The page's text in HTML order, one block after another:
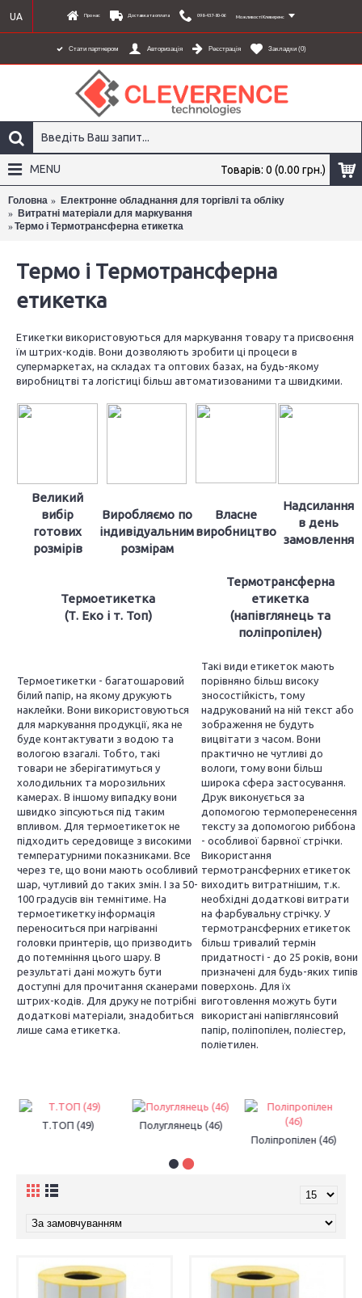
Про нас Доставка та оплата 098-437-80-06 Можливості Клеверенс
UA
Стати партнером Авторизація Реєстрація Закладки (0)
Товарів: 0 (0.00 грн.)
MENU
Головна
Електронне обладнання для торгівлі та обліку
Витратні матеріали для маркування
Термо і Термотрансферна етикетка
Термо і Термотрансферна
етикетка
Етикетки використовуються для маркування товару та присвоєння
їм штрих-кодів. Вони дозволяють зробити ці процеси в
супермаркетах, на складах та оптових базах, на будь-якому
виробництві та логістиці більш автоматизованими та швидкими.
Великий
вибір
готових
розмірів
Виробляємо по
індивідуальним
розмірам
Власне
виробництво
Надсилання
в день
замовлення
Термоетикетка
(Т. Еко і т. Топ)
Термотрансферна
етикетка
(напівглянець та
поліпропілен)
Термоетикетки - багатошаровий
білий папір, на якому друкують
наклейки. Вони використовуються
для маркування продукції, яка не
буде контактувати з водою та
вологою взагалі. Тобто, такі
товари не зберігатимуться у
холодильних та морозильних
камерах. В іншому випадку вони
швидко зіпсуються під таким
впливом. Для термоетикеток не
підходить середовище з високими
температурними показниками. Все
через те, що вони мають особливий
шар, чутливий до таких змін. І за 50-
100 градусів він темнітиме. На
термоетикетку інформація
переноситься при нагріванні
головки принтерів, що призводить
до потемніння цього шару. В
результаті дані можуть бути
доступні для прочитання сканерами
штрих-кодів. Для друку не потрібні
додаткові матеріали, знадобиться
лише сама етикетка.
Такі види етикеток мають
порівняно більш високу
зносостійкість, тому
надрукований на ній текст або
зображення не будуть
вицвітати з часом. Вони
практично не чутливі до
вологи, тому вони більш
широка сфера застосування.
Друк виконується за
допомогою термоперенесення
тексту за допомогою риббона
- особливої ​​барвної стрічки.
Використання
термотрансферних етикеток
виходить витратнішим, т.к.
необхідні додаткові витрати
на фарбувальну стрічку. У
термотрансферних етикеток
більш тривалий термін
придатності - до 25 років, вони
призначені для будь-яких типів
поверхонь. Для їх
виготовлення можуть бути
використані напівглянсовий
папір, поліпопілен, поліестер,
поліетилен.
Т.ТОП (49)
Полуглянець (46)
Поліпропілен (46)